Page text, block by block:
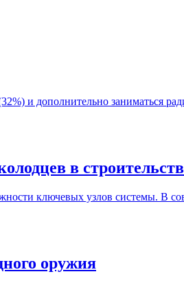
и дополнительно заниматься
в
ключевых узлов системы. В
оружия